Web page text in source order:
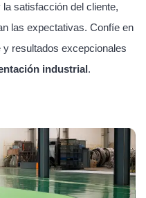
satisfacción del cliente,
las expectativas. Confíe en
resultados excepcionales
industrial.